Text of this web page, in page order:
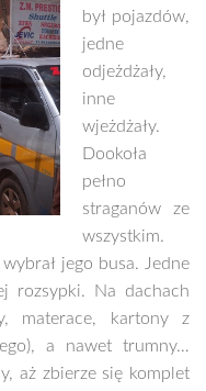
był pojazdów,
jedne
odjeżdżały,
inne
wjeżdżały.
Dookoła
pełno
straganów ze
wszystkim.
jego busa. Jedne
rozsypki. Na dachach
materace, kartony z
a nawet trumny…
aż zbierze się komplet